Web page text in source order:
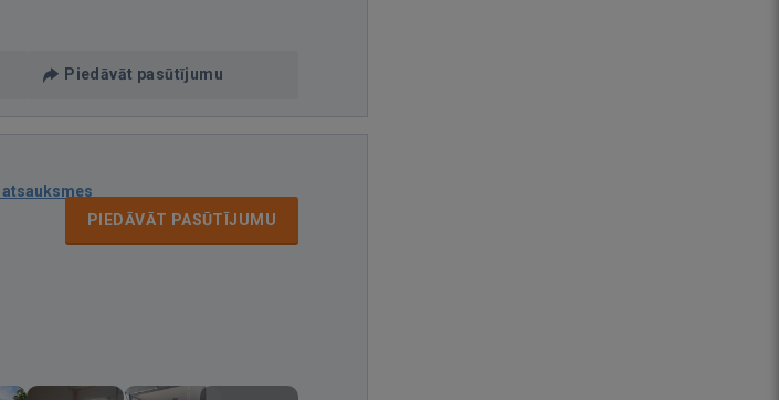
Piedāvāt pasūtījumu
atsauksmes
PIEDĀVĀT PASŪTĪJUMU